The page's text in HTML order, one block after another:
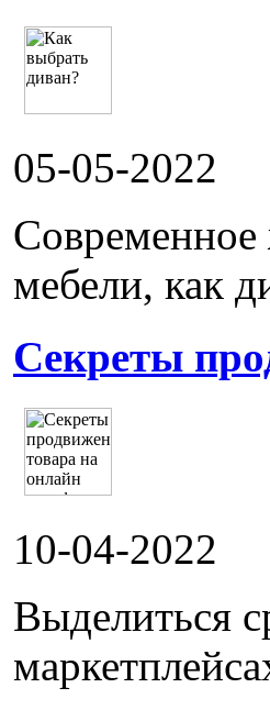
05-05-2022
Современное
мебели, как
Секреты
10-04-2022
Выделиться